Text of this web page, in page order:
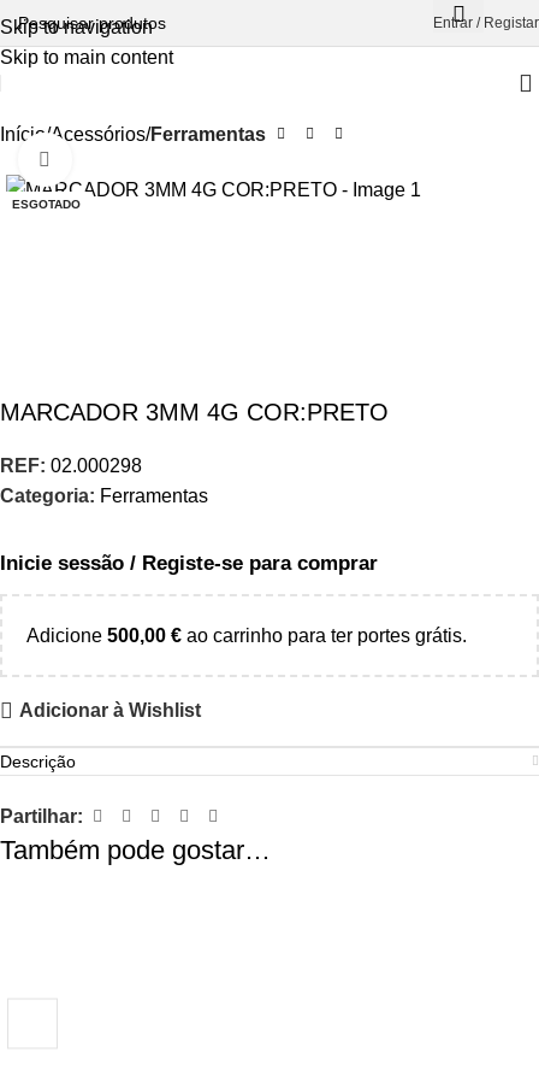
Skip to navigation
Skip to main content
Entrar / Registar
Início Acessórios Ferramentas
ESGOTADO
MARCADOR 3MM 4G COR:PRETO
REF: 02.000298
Categoria: Ferramentas
Inicie sessão / Registe-se para comprar
Adicione 500,00 € ao carrinho para ter portes grátis.
Adicionar à Wishlist
Descrição
Partilhar:
Também pode gostar…